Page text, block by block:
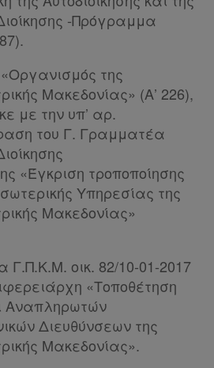
-Πρόγραμμα
της
Μακεδονίας» (Α’ 226),
με την υπ’ αρ.
του Γ. Γραμματέα
«Έγκριση τροποποίησης
Υπηρεσίας της
Μακεδονίας»
Γ.Π.Κ.Μ. οικ. 82/10-01-2017
«Τοποθέτηση
Αναπληρωτών
Διευθύνσεων της
Μακεδονίας».